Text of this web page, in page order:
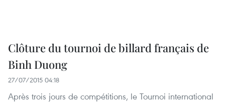
Clôture du tournoi de billard français de
Binh Duong
27/07/2015 04:18
Après trois jours de compétitions, le Tournoi international